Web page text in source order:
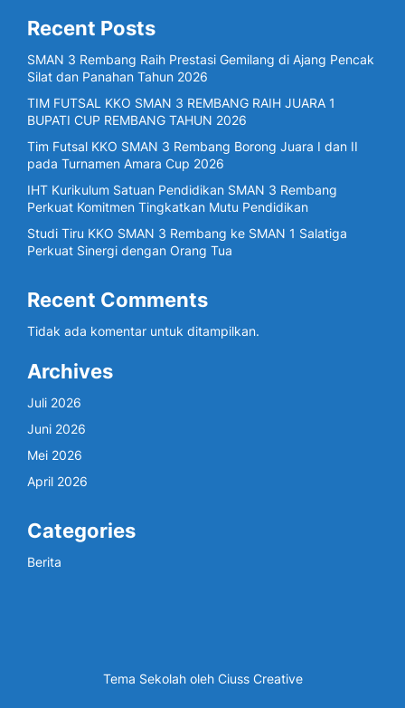
Recent Posts
SMAN 3 Rembang Raih Prestasi Gemilang di Ajang Pencak
Silat dan Panahan Tahun 2026
TIM FUTSAL KKO SMAN 3 REMBANG RAIH JUARA 1
BUPATI CUP REMBANG TAHUN 2026
Tim Futsal KKO SMAN 3 Rembang Borong Juara I dan II
pada Turnamen Amara Cup 2026
IHT Kurikulum Satuan Pendidikan SMAN 3 Rembang
Perkuat Komitmen Tingkatkan Mutu Pendidikan
Studi Tiru KKO SMAN 3 Rembang ke SMAN 1 Salatiga
Perkuat Sinergi dengan Orang Tua
Recent Comments
Tidak ada komentar untuk ditampilkan.
Archives
Juli 2026
Juni 2026
Mei 2026
April 2026
Categories
Berita
Tema Sekolah oleh Ciuss Creative